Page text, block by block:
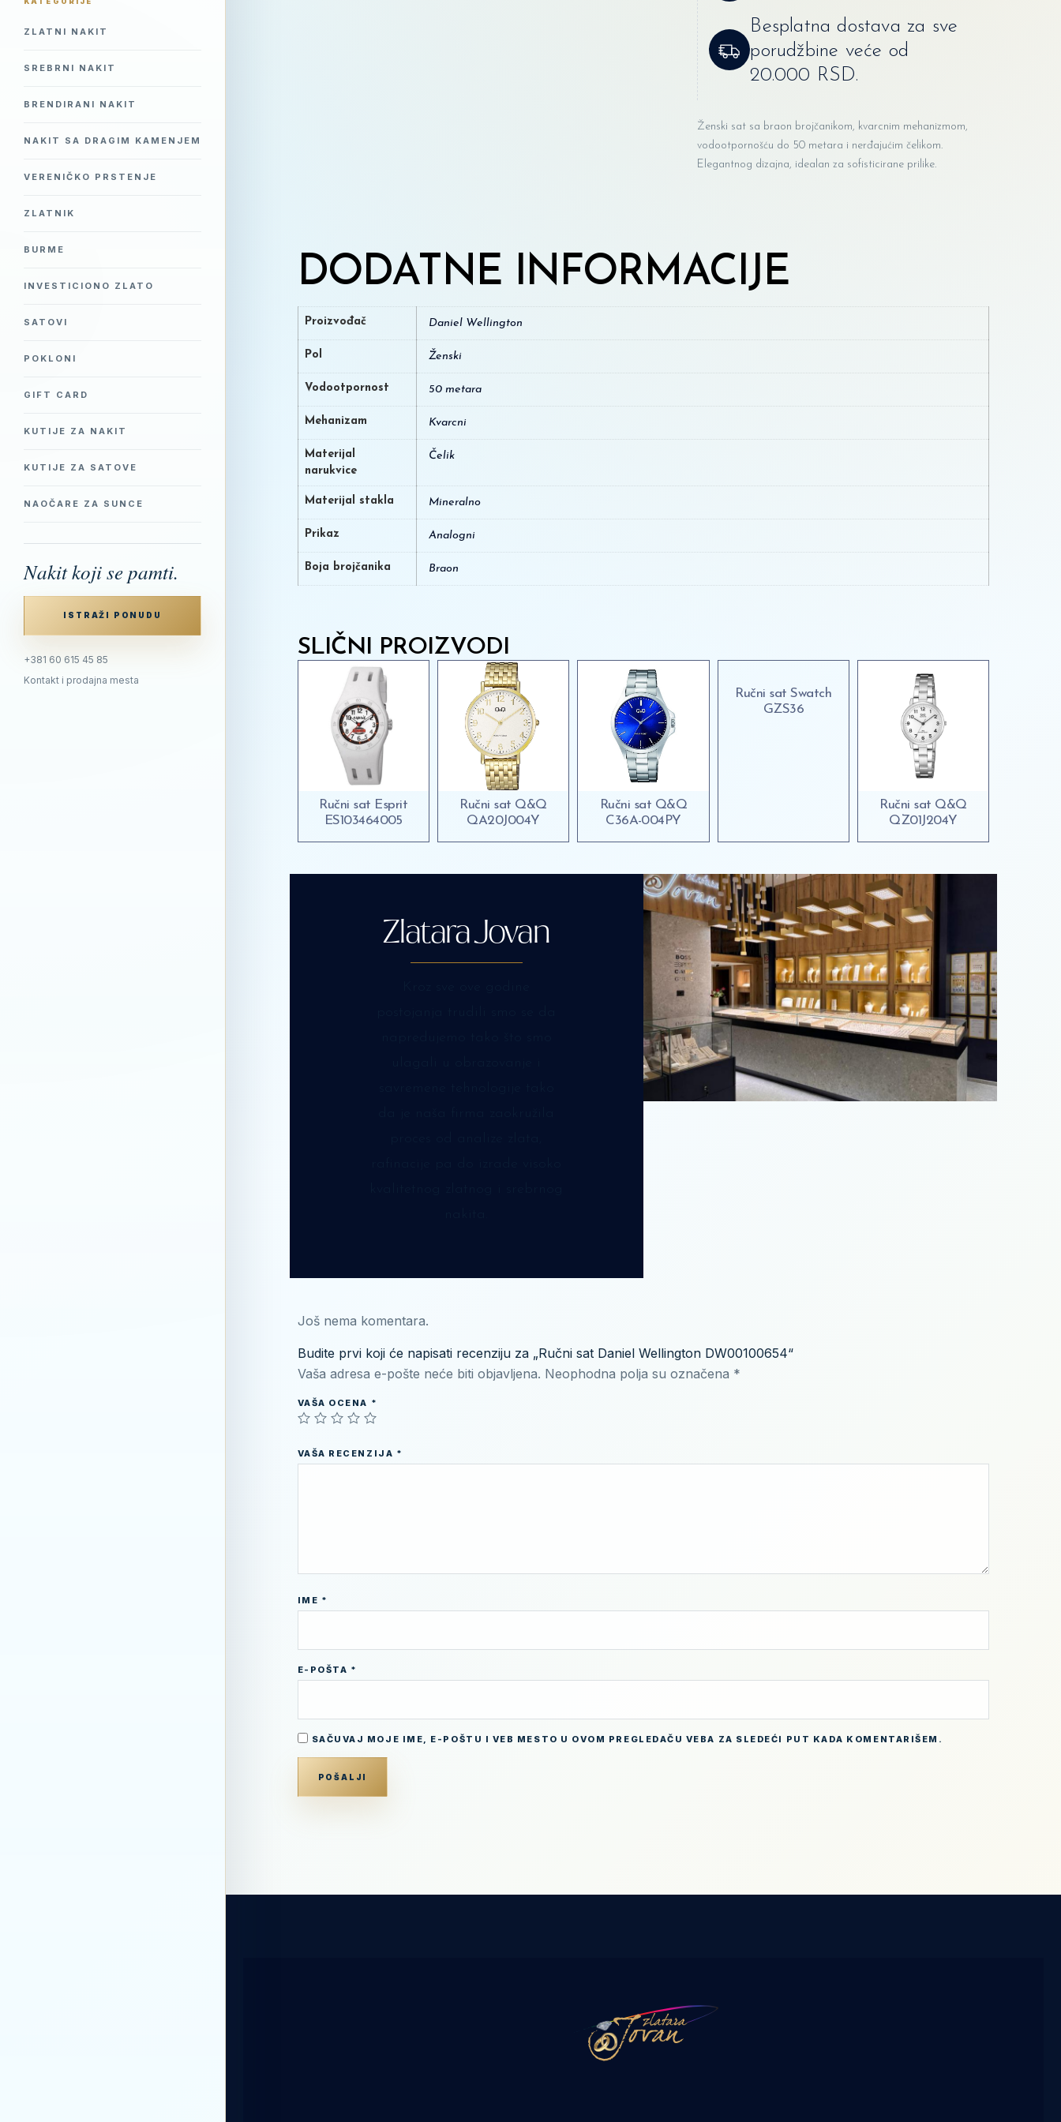
ZLATNI NAKIT
SREBRNI NAKIT
BRENDIRANI NAKIT
NAKIT SA DRAGIM KAMENJEM
VERENIČKO PRSTENJE
ZLATNIK
BURME
INVESTICIONO ZLATO
SATOVI
POKLONI
GIFT CARD
KUTIJE ZA NAKIT
KUTIJE ZA SATOVE
NAOČARE ZA SUNCE
Nakit koji se pamti.
ISTRAŽI PONUDU
+381 60 615 45 85
Kontakt i prodajna mesta
Besplatna dostava za sve
porudžbine veće od
20.000 RSD.
Ženski sat sa braon brojčanikom, kvarcnim mehanizmom,
vodootpornošću do 50 metara i nerđajućim čelikom.
Elegantnog dizajna, idealan za sofisticirane prilike.
DODATNE INFORMACIJE
Proizvođač Daniel Wellington
Pol Ženski
Vodootpornost 50 metara
Mehanizam Kvarcni
Materijal
narukvice
Čelik
Materijal stakla Mineralno
Prikaz Analogni
Boja brojčanika Braon
SLIČNI PROIZVODI
Ručni sat Esprit
ES103464005
Ručni sat Q&Q
QA20J004Y
Ručni sat Q&Q
C36A-004PY
Ručni sat Swatch
GZS36
Ručni sat Q&Q
QZ01J204Y
Zlatara Jovan
Još nema komentara.
Budite prvi koji će napisati recenziju za „Ručni sat Daniel Wellington DW00100654“
Vaša adresa e-pošte neće biti objavljena. Neophodna polja su označena *
VAŠA OCENA *
VAŠA RECENZIJA *
IME *
E-POŠTA *
SAČUVAJ MOJE IME, E-POŠTU I VEB MESTO U OVOM PREGLEDAČU VEBA ZA SLEDEĆI PUT KADA KOMENTARIŠEM.